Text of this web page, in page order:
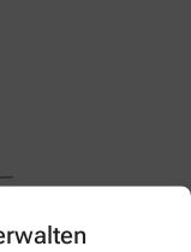
schauen Sie